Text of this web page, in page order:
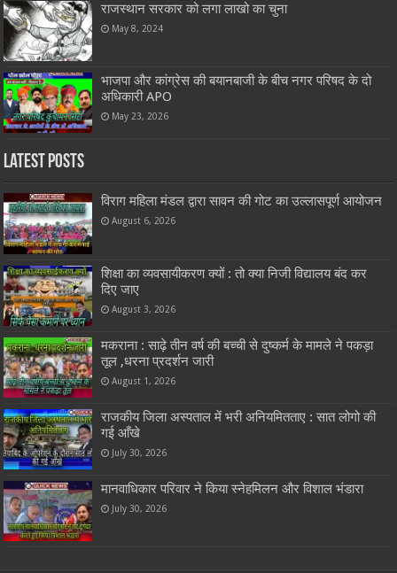
राजस्थान सरकार को लगा लाखो का चुना
May 8, 2024
भाजपा और कांग्रेस की बयानबाजी के बीच नगर परिषद के दो
अधिकारी APO
May 23, 2026
Latest Posts
विराग महिला मंडल द्वारा सावन की गोट का उल्लासपूर्ण आयोजन
August 6, 2026
शिक्षा का व्यवसायीकरण क्यों : तो क्या निजी विद्यालय बंद कर
दिए जाए
August 3, 2026
मकराना : साढ़े तीन वर्ष की बच्ची से दुष्कर्म के मामले ने पकड़ा
तूल ,धरना प्रदर्शन जारी
August 1, 2026
राजकीय जिला अस्पताल में भरी अनियमितताए : सात लोगो की
गई आँखे
July 30, 2026
मानवाधिकार परिवार ने किया स्नेहमिलन और विशाल भंडारा
July 30, 2026